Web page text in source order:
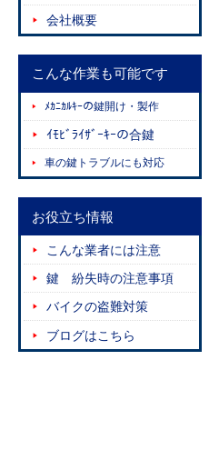
会社概要
こんな作業も可能です
ﾒｶﾆｶﾙｷｰの鍵開け・製作
ｲﾓﾋﾞﾗｲｻﾞｰｷｰの合鍵
車の鍵トラブルにも対応
お役立ち情報
こんな業者には注意
鍵 紛失時の注意事項
バイクの盗難対策
ブログはこちら